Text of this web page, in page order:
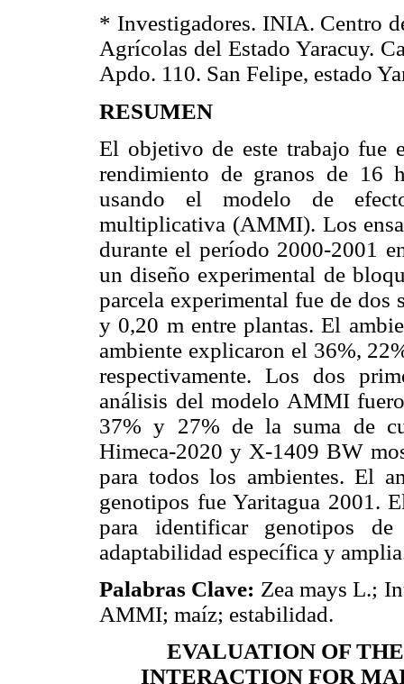
* Investigadores. INIA. Centro
Agrícolas del Estado Yaracuy.
Apdo. 110. San Felipe, estado
RESUMEN
El objetivo de este trabajo fue
rendimiento de granos de 16
usando el modelo de
multiplicativa (AMMI). Los
durante el período 2000-2001
un diseño experimental de
parcela experimental fue de
y 0,20 m entre plantas. El
ambiente explicaron el 36%,
respectivamente. Los dos
análisis del modelo AMMI
37% y 27% de la suma de
Himeca-2020 y X-1409 BW
para todos los ambientes. El
genotipos fue Yaritagua 2001.
para identificar genotipos
adaptabilidad específica y
Palabras Clave: Zea mays L.;
AMMI; maíz; estabilidad.
EVALUATION OF
INTERACTION FOR